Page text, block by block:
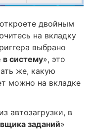
двойным
на вкладку
выбрано
систему», это
же, какую
можно на вкладке
автозагрузки, в
заданий»